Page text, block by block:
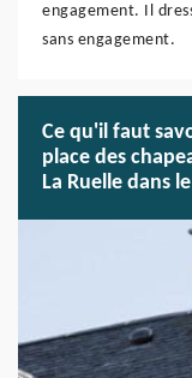
engagement. Il
sans engagement.
Ce qu'il faut
place des
La Ruelle dans